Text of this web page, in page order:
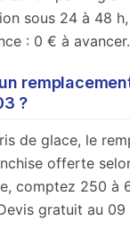
sous 24 à 48
: 0 € à avancer.
?
de glace, le
offerte
comptez 250 à
gratuit au 09